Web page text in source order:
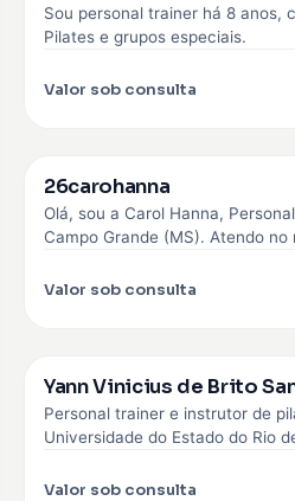
Sou personal trainer há 8 anos,
Pilates e grupos especiais.
Valor sob consulta
26carohanna
Olá, sou a Carol Hanna,
Campo Grande (MS). Atendo
Valor sob consulta
Yann Vinicius de Brito
Personal trainer e instrutor de
Universidade do Estado do Rio
Valor sob consulta